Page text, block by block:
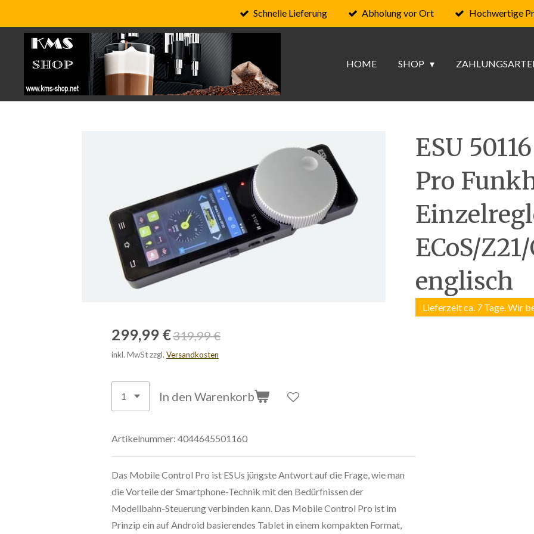
Hauptinhalt
springen
Schnelle Lieferung Abholung vor Ort Hochwertige
HOME SHOP
ESU
Pro
ECoS/
englisch
Lieferzeit ca. 7 Tage. Wir
299,99 €319,99 €
inkl. MwSt zzgl. Versandkosten
In den Warenkorb
Artikelnummer: 4044645501160
Das Mobile Control Pro ist ESUs jüngste Antwort auf die Frage, wie man
die Vorteile der Smartphone-Technik mit den Bedürfnissen der
Modellbahn-Steuerung verbinden kann. Das Mobile Control Pro ist im
Prinzip ein auf Android basierendes Tablet in einem kompakten Format,